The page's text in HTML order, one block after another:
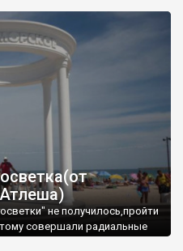
не получилось,пройти
совершали радиальные